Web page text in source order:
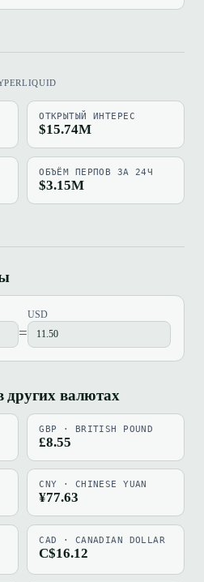
ОТКРЫТЫЙ ИНТЕРЕС
$15.74M
ОБЪЁМ ПЕРПОВ ЗА 24Ч
$3.15M
=
USD
других валютах
GBP · BRITISH POUND
£8.55
CNY · CHINESE YUAN
¥77.63
CAD · CANADIAN DOLLAR
C$16.12